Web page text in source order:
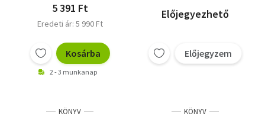
5 391 Ft
Eredeti ár: 5 990 Ft
Kosárba
2 - 3 munkanap
Előjegyezhető
Előjegyzem
KÖNYV KÖNYV